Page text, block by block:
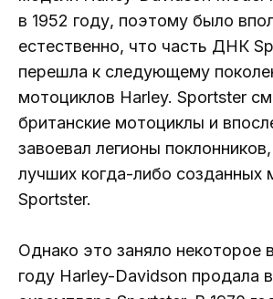
в 1952 году, поэтому было
естественно, что часть ДНК
перешла к следующему
мотоциклов Harley. Sportster
британские мотоциклы и
завоевал легионы
лучших когда-либо созданных
Sportster.
Однако это заняло некоторое
году Harley-Davidson продала